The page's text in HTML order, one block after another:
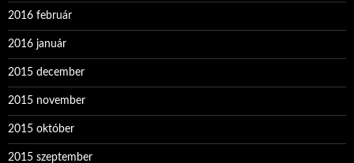
2016 február
2016 január
2015 december
2015 november
2015 október
2015 szeptember